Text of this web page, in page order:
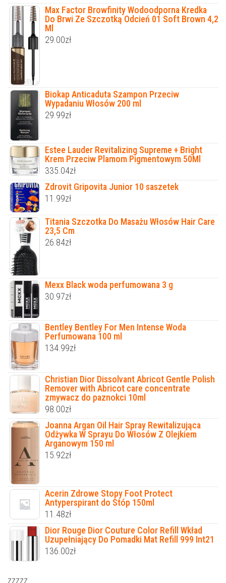
Max Factor Browfinity Wodoodporna Kredka
Do Brwi Ze Szczotką Odcień 01 Soft Brown 4,2
Ml
29.00zł
Biokap Anticaduta Szampon Przeciw
Wypadaniu Włosów 200 ml
29.99zł
Estee Lauder Revitalizing Supreme + Bright
Krem Przeciw Plamom Pigmentowym 50Ml
335.04zł
Zdrovit Gripovita Junior 10 saszetek
11.99zł
Titania Szczotka Do Masażu Włosów Hair Care
23,5 Cm
26.84zł
Mexx Black woda perfumowana 3 g
30.97zł
Bentley Bentley For Men Intense Woda
Perfumowana 100 ml
134.99zł
Christian Dior Dissolvant Abricot Gentle Polish
Remover with Abricot care concentrate
zmywacz do paznokci 10ml
98.00zł
Joanna Argan Oil Hair Spray Rewitalizująca
Odżywka W Sprayu Do Włosów Z Olejkiem
Arganowym 150 ml
15.92zł
Acerin Zdrowe Stopy Foot Protect
Antyperspirant do Stóp 150ml
11.48zł
Dior Rouge Dior Couture Color Refill Wkład
Uzupełniający Do Pomadki Mat Refill 999 Int21
136.00zł
zzzzz